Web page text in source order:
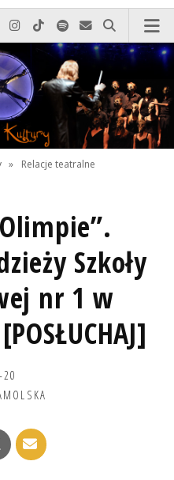
prostu do nas zadzwoń
nas na Facebook-u
Odwiedź nas na X
Odwiedź nas na Instagram-ie
Odwiedź nas na TikTok-u
Szukaj nas na Spotify
Wyślij do nas
Szukaj
» Relacje teatralne
Szkoły
nr 1 w